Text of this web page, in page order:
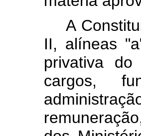
A
II, alíneas
privativa
cargos,